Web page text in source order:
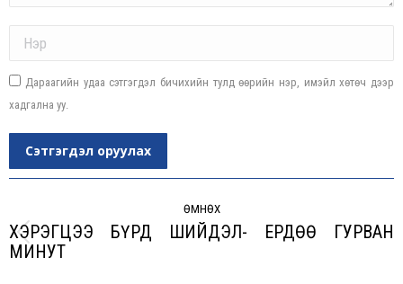
Дараагийн удаа сэтгэгдэл бичихийн тулд өөрийн нэр, имэйл хөтөч дээр
хадгална уу.
Сэтгэгдэл оруулах
ӨМНӨХ
Previous
ХЭРЭГЦЭЭ БҮРД ШИЙДЭЛ- ЕРДӨӨ ГУРВАН
МИНУТ